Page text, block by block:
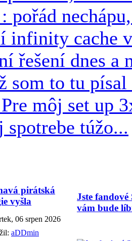
pořád
infinity cache
řešení dnes a
som to tu
môj set up
spotrebe túžo...
pirátská
vyšla
06 srpen 2026
aDDmin
Jste
vám bude